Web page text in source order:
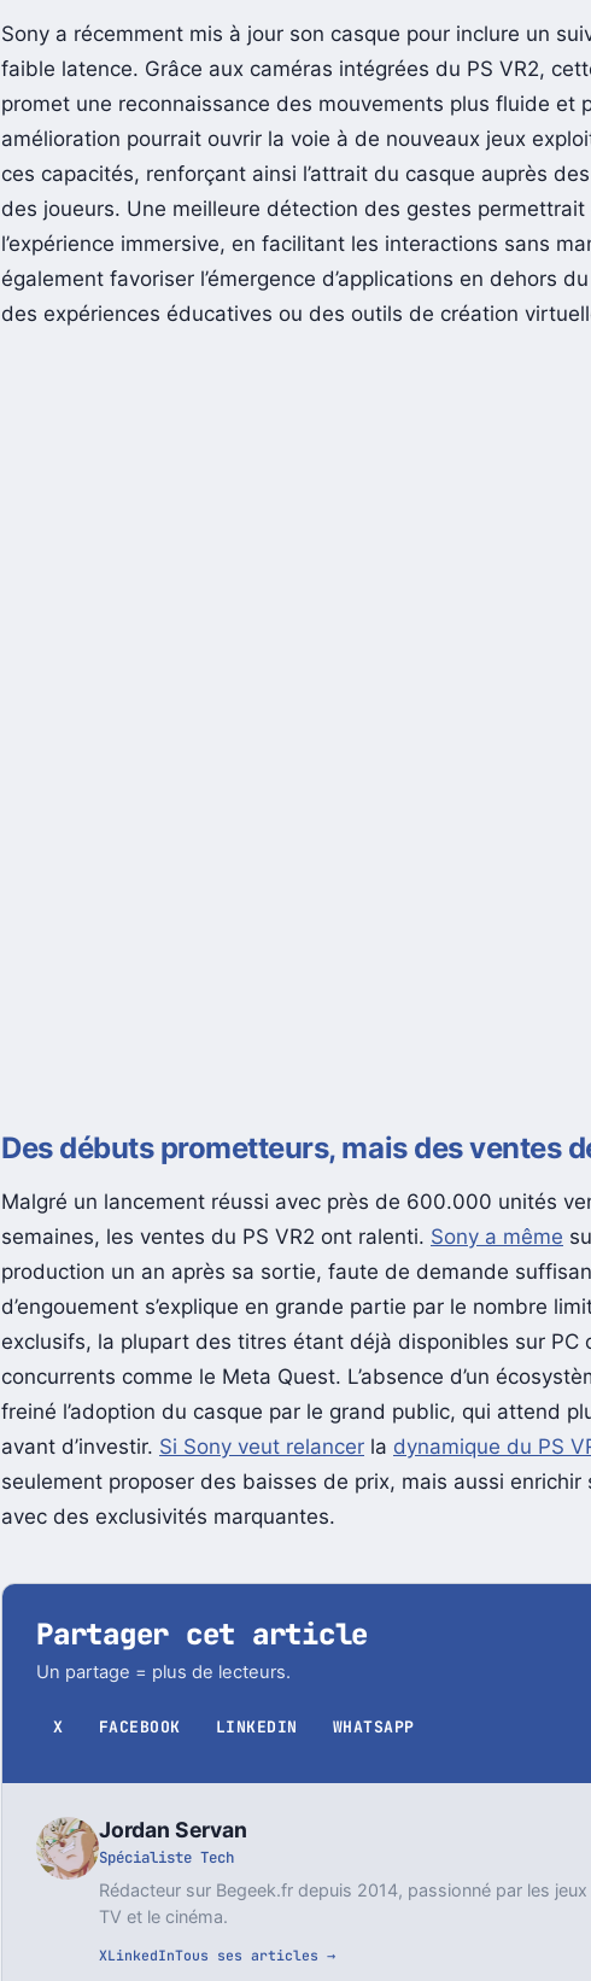
Sony a récemment mis à jour son casque pour inclure un
faible latence. Grâce aux caméras intégrées du PS VR2,
promet une reconnaissance des mouvements plus fluide et
amélioration pourrait ouvrir la voie à de nouveaux jeux
ces capacités, renforçant ainsi l’attrait du casque auprès
des joueurs. Une meilleure détection des gestes permettrait
l’expérience immersive, en facilitant les interactions sans
également favoriser l’émergence d’applications en dehors
des expériences éducatives ou des outils de création
Des débuts prometteurs, mais des ventes
Malgré un lancement réussi avec près de 600.000 unités
semaines, les ventes du PS VR2 ont ralenti.Sony a même
production un an après sa sortie, faute de demande
d’engouement s’explique en grande partie par le nombre
exclusifs, la plupart des titres étant déjà disponibles sur PC
concurrents comme le Meta Quest. L’absence d’un
freiné l’adoption du casque par le grand public, qui attend
avant d’investir.Si Sony veut relancerladynamique du PS
seulement proposer des baisses de prix, mais aussi enrichir
Partager cet article
Un partage = plus de lecteurs.
Jordan Servan
Spécialiste Tech
TV et le cinéma.